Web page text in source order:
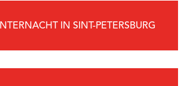
IN SINT-PETERSBURG